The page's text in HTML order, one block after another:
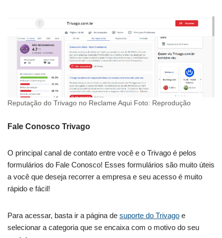
Reputação do Trivago no Reclame Aqui Foto: Reprodução
Fale Conosco Trivago
O principal canal de contato entre você e o Trivago é pelos
formulários do Fale Conosco! Esses formulários são muito úteis
a você que deseja recorrer a empresa e seu acesso é muito
rápido e fácil!
Para acessar, basta ir a página de suporte do Trivago e
selecionar a categoria que se encaixa com o motivo do seu